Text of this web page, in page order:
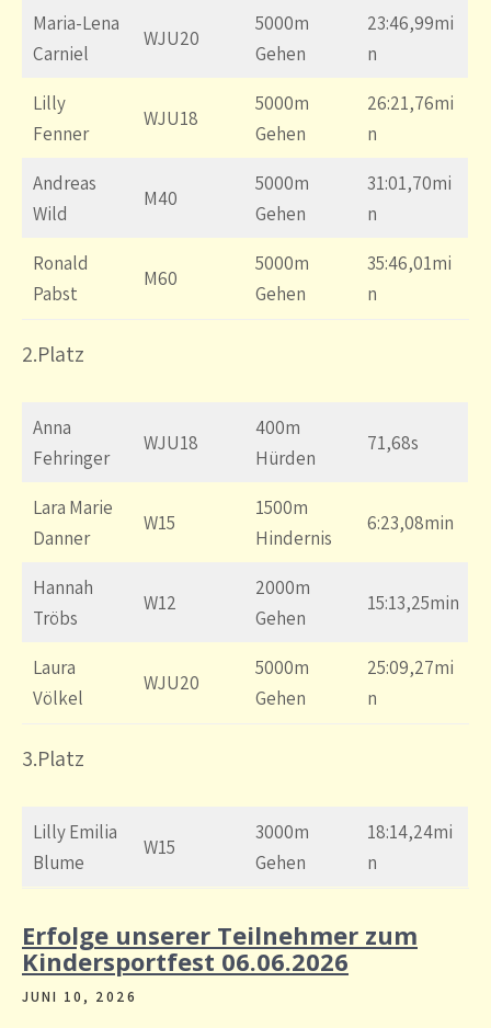
Maria-Lena
Carniel
WJU20
5000m
Gehen
23:46,99mi
n
Lilly
Fenner
WJU18
5000m
Gehen
26:21,76mi
n
Andreas
Wild
M40
5000m
Gehen
31:01,70mi
n
Ronald
Pabst
M60
5000m
Gehen
35:46,01mi
n
2.Platz
Anna
Fehringer
WJU18
400m
Hürden
71,68s
Lara Marie
Danner
W15
1500m
Hindernis
6:23,08min
Hannah
Tröbs
W12
2000m
Gehen
15:13,25min
Laura
Völkel
WJU20
5000m
Gehen
25:09,27mi
n
3.Platz
Lilly Emilia
Blume
W15
3000m
Gehen
18:14,24mi
n
Erfolge unserer Teilnehmer zum
Kindersportfest 06.06.2026
JUNI 10, 2026